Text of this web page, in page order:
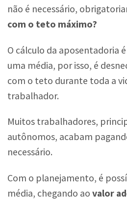
não é necessário,
com o teto máximo?
O cálculo da aposentadoria
uma média, por isso, é
com o teto durante toda a
trabalhador.
Muitos trabalhadores,
autônomos, acabam
necessário.
Com o planejamento, é
média, chegando ao valor